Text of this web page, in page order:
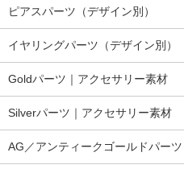
ピアスパーツ（デザイン別）
イヤリングパーツ（デザイン別）
Goldパーツ｜アクセサリー素材
Silverパーツ｜アクセサリー素材
AG／アンティークゴールドパー